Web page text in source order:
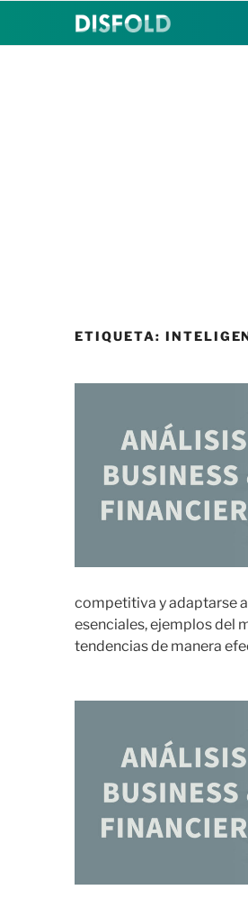
ETIQUETA:
competitiva y adaptarse
esenciales, ejemplos del
tendencias de manera